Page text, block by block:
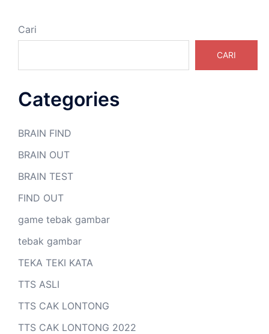
Cari
CARI
Categories
BRAIN FIND
BRAIN OUT
BRAIN TEST
FIND OUT
game tebak gambar
tebak gambar
TEKA TEKI KATA
TTS ASLI
TTS CAK LONTONG
TTS CAK LONTONG 2022